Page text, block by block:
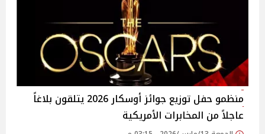
منظمو حفل توزيع جوائز أوسكار 2026 يتلقون بلاغاً
عاجلاً من المخابرات الأمريكية